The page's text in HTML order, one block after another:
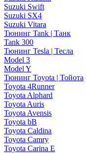
Suzuki Swift
Suzuki SX4
Suzuki Vitara
Тюнинг Tank | Танк
Tank 300
Тюнинг Tesla | Тесла
Model 3
Model Y
Тюнинг Toyota | Тойота
Toyota 4Runner
Toyota Alphard
Toyota Auris
Toyota Avensis
Toyota bB
Toyota Caldina
Toyota Camry
Toyota Carina E